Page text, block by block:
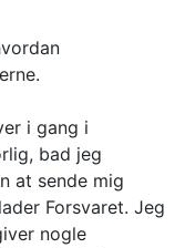
i gang i
bad jeg
at sende mig
Forsvaret. Jeg
nogle